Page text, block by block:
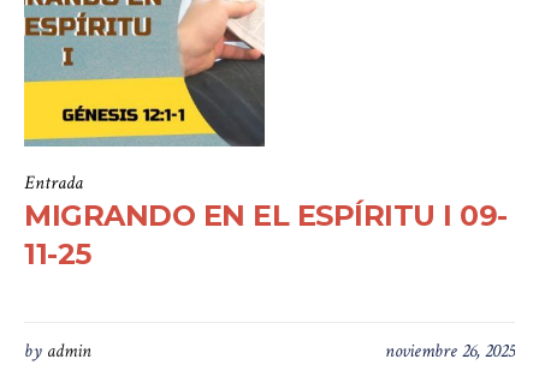
Entrada
MIGRANDO EN EL ESPÍRITU I 09-
11-25
noviembre 26, 2025
by admin